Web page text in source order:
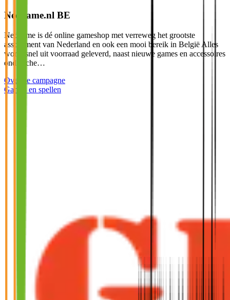
Nedgame.nl BE
Nedgame is dé online gameshop met verreweg het grootste
assortiment van Nederland en ook een mooi bereik in België Alles
wordt snel uit voorraad geleverd, naast nieuwe games en accessoires
ondersche…
Over de campagne
Games en spellen